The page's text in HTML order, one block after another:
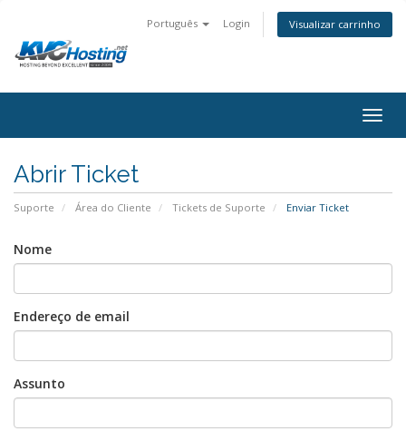
Português Login Visualizar carrinho
Abrir Ticket
Suporte Área do Cliente Tickets de Suporte Enviar Ticket
Nome
Endereço de email
Assunto